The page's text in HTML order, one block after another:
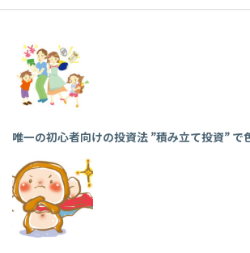
唯一の初心者向けの投資法 ”積み立て投資” で